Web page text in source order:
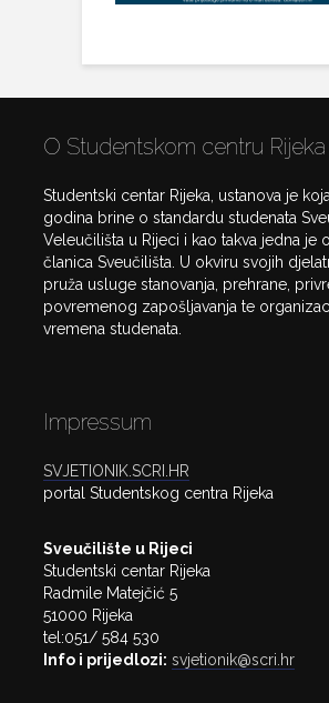
O Studentskom centru Rijeka
Studentski centar Rijeka, ustanova je
godina brine o standardu studenata
Veleučilišta u Rijeci i kao takva jedna je
članica Sveučilišta. U okviru svojih
pruža usluge stanovanja, prehrane,
povremenog zapošljavanja te
vremena studenata.
Impressum
SVJETIONIK.SCRI.HR
portal Studentskog centra Rijeka
Sveučilište u Rijeci
Studentski centar Rijeka
Radmile Matejčić 5
51000 Rijeka
tel:051/ 584 530
Info i prijedlozi: svjetionik@scri.hr